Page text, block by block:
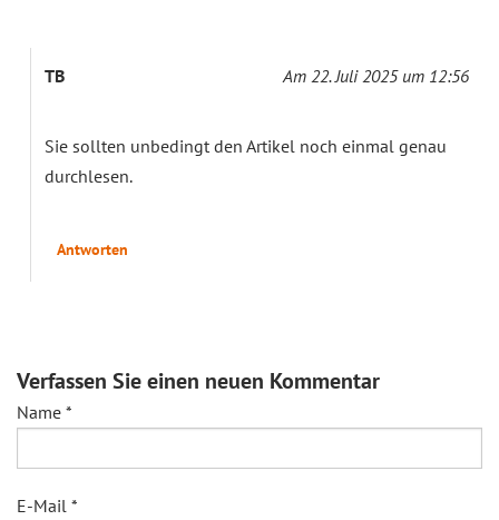
TB Am 22. Juli 2025 um 12:56
Sie sollten unbedingt den Artikel noch einmal genau
durchlesen.
Antworten
Verfassen Sie einen neuen Kommentar
Name *
E-Mail *